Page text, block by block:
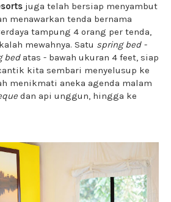
juga telah bersiap menyambut
menawarkan tenda bernama
tampung 4 orang per tenda,
mewahnya. Satu spring bed -
bedatas - bawah ukuran 4 feet, siap
kita sembari menyelusup ke
menikmati aneka agenda malam
dan api unggun, hingga ke